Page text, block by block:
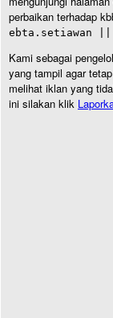
perbaikan terhadap
ebta.setiawan
Kami sebagai
yang tampil agar
melihat iklan yang
ini silakan klik